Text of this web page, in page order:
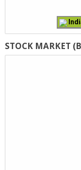
STOCK MARKET